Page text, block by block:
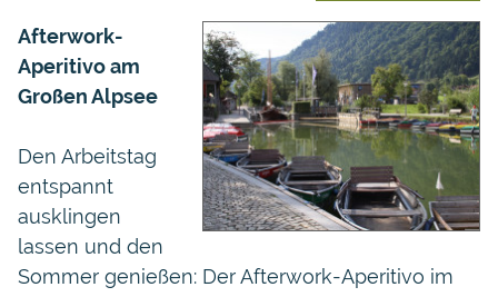
Afterwork-
Aperitivo am
Großen Alpsee
Den Arbeitstag
entspannt
ausklingen
lassen und den
Sommer genießen: Der Afterwork-Aperitivo im